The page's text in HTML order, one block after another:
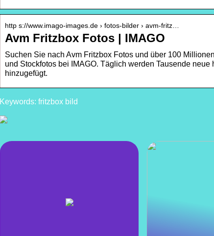
http s://www.imago-images.de › fotos-bilder › avm-fritz…
Avm Fritzbox Fotos | IMAGO
Suchen Sie nach Avm Fritzbox Fotos und über 100
und Stockfotos bei IMAGO. Täglich werden Tausende neue
hinzugefügt.
Keywords: fritzbox bild